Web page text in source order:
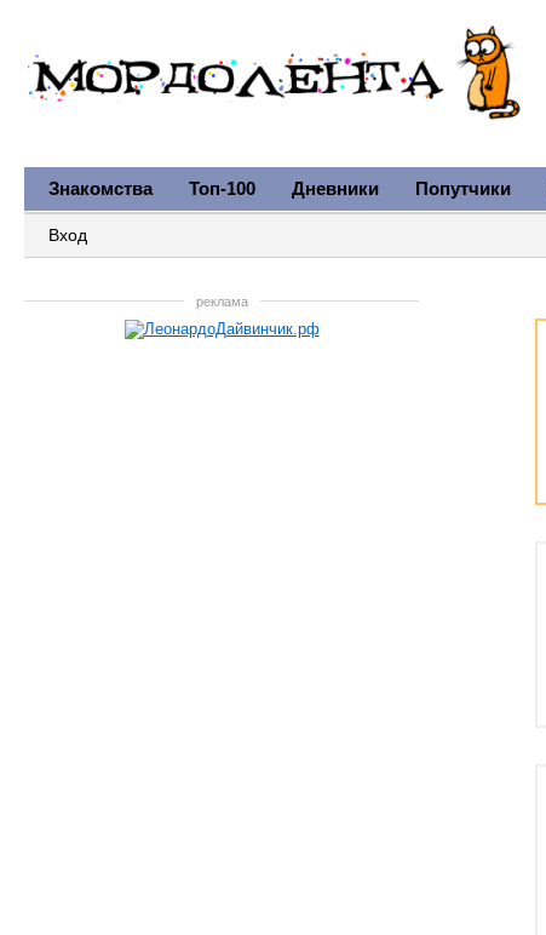
Знакомства Топ-100 Дневники Попутчики
Вход
реклама